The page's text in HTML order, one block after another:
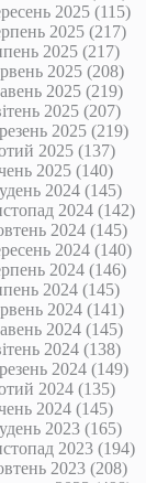
2025 (115)
2025 (217)
2025 (217)
2025 (208)
2025 (219)
2025 (207)
2025 (219)
2025 (137)
2025 (140)
2024 (145)
2024 (142)
2024 (145)
2024 (140)
2024 (146)
2024 (145)
2024 (141)
2024 (145)
2024 (138)
2024 (149)
2024 (135)
2024 (145)
2023 (165)
2023 (194)
2023 (208)